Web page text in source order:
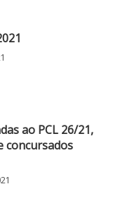
ao PCL 26/21,
concursados